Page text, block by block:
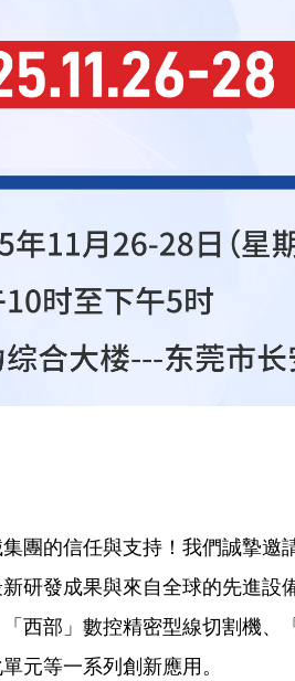
團的信任與支持！我們誠摯
研發成果與來自全球的先進設
「西部」數控精密型線切割機
元等一系列創新應用。